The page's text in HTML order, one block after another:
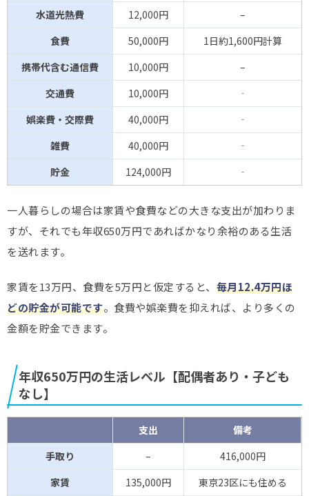
水道光熱費
12,000円
–
食費
50,000円
1日約1,600円計算
携帯代含む通信費
10,000円
–
交通費
10,000円
‐
娯楽費・交際費
40,000円
‐
雑費
40,000円
‐
貯金
124,000円 ‐
一人暮らしの場合は家賃や食費などの大きな支出が加わりま
すが、それでも年収650万円であればかなり余裕のある生活
を送れます。
家賃を13万円、食費を5万円と仮定すると、 毎月12.4万円ほ
どの貯金が可能です。食費や娯楽費を抑えれば、より多くの
金額を貯金できます。
年収650万円の生活レベル【配偶者あり・子ども
なし】
支出
備考
手取り
–
416,000円
家賃
135,000円
東京23区にも住める